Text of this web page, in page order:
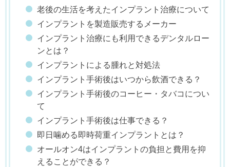
老後の生活を考えたインプラント治療について
インプラントを製造販売するメーカー
インプラント治療にも利用できるデンタルロー
ンとは？
インプラントによる腫れと対処法
インプラント手術後はいつから飲酒できる？
インプラント手術後のコーヒー・タバコについ
て
インプラント手術後は仕事できる？
即日噛める即時荷重インプラントとは？
オールオン4はインプラントの負担と費用を抑
えることができる？